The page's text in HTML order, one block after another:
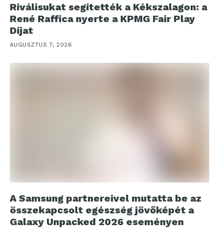
Riválisukat segítették a Kékszalagon: a
René Raffica nyerte a KPMG Fair Play
Díjat
AUGUSZTUS 7, 2026
A Samsung partnereivel mutatta be az
összekapcsolt egészség jövőképét a
Galaxy Unpacked 2026 eseményen